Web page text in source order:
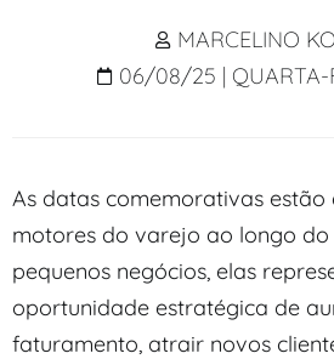
MARCELINO
06/08/25 | QUARTA-
As datas comemorativas estão
motores do varejo ao longo do
pequenos negócios, elas
oportunidade estratégica de
faturamento, atrair novos